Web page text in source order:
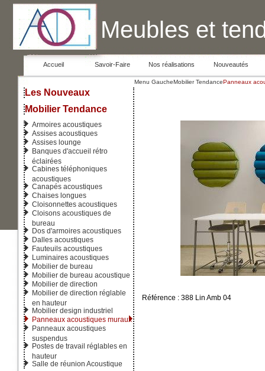
Meubles et
Accueil Savoir-Faire Nos réalisations Nouveautés
Les Nouveaux
Mobilier Tendance
Armoires acoustiques
Assises acoustiques
Assises lounge
Banques d'accueil rétro
éclairées
Cabines téléphoniques
acoustiques
Canapés acoustiques
Chaises longues
Cloisonnettes acoustiques
Cloisons acoustiques de
bureau
Dos d'armoires acoustiques
Dalles acoustiques
Fauteuils acoustiques
Luminaires acoustiques
Mobilier de bureau
Mobilier de bureau acoustique
Mobilier de direction
Mobilier de direction réglable
en hauteur
Mobilier design industriel
Panneaux acoustiques muraux
Panneaux acoustiques
suspendus
Postes de travail réglables en
hauteur
Salle de réunion Acoustique
Menu GaucheMobilier TendancePanneaux
Référence : 388 Lin Amb 04